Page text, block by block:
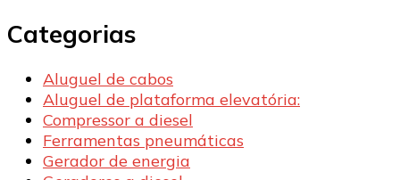
Categorias
Aluguel de cabos
Aluguel de plataforma elevatória:
Compressor a diesel
Ferramentas pneumáticas
Gerador de energia